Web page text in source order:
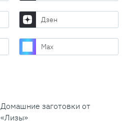
Дзен
Max
Домашние заготовки от
«Лизы»